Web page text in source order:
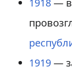
1918— в
1919—